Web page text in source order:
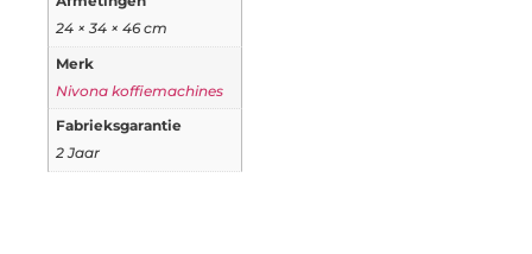
24 × 34 × 46 cm
Merk
Nivona koffiemachines
Fabrieksgarantie
2 Jaar